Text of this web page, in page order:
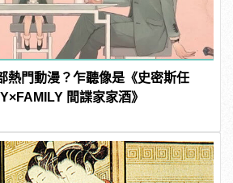
熱門動漫？乍聽像是《史密斯任
間諜家家酒》